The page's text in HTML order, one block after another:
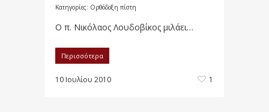
Κατηγορίες: Ορθόδοξη πίστη
Ο π. Νικόλαος Λουδοβίκος μιλάει…
Περισσότερα
10 Ιουλίου 2010 1